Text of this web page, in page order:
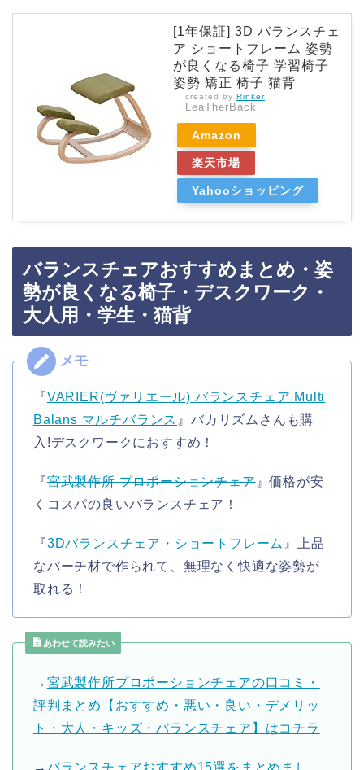
[1年保証] 3D バランスチェ
ア ショートフレーム 姿勢
が良くなる椅子 学習椅子
姿勢 矯正 椅子 猫背
created by Rinker
LeaTherBack
Amazon
楽天市場
Yahooショッピング
バランスチェアおすすめまとめ・姿
勢が良くなる椅子・デスクワーク・
大人用・学生・猫背
『VARIER(ヴァリエール) バランスチェア Multi
Balans マルチバランス 』バカリズムさんも購
入!デスクワークにおすすめ！
『宮武製作所 プロポーションチェア』価格が安
くコスパの良いバランスチェア！
『3Dバランスチェア・ショートフレーム 』上品
なバーチ材で作られて、無理なく快適な姿勢が
取れる！
あわせて読みたい
→ 宮武製作所プロポーションチェアの口コミ・
評判まとめ【おすすめ・悪い・良い・デメリッ
ト・大人・キッズ・バランスチェア】はコチラ
→ バランスチェアおすすめ15選をまとめまし